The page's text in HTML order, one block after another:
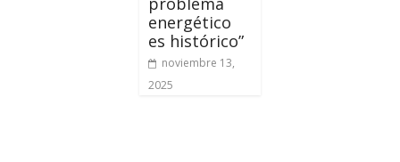
energético
es histórico”
noviembre 13,
2025